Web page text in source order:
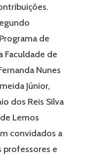
de
Faculdade de
Nunes
Júnior,
dos Reis Silva
Lemos
convidados a
professores e